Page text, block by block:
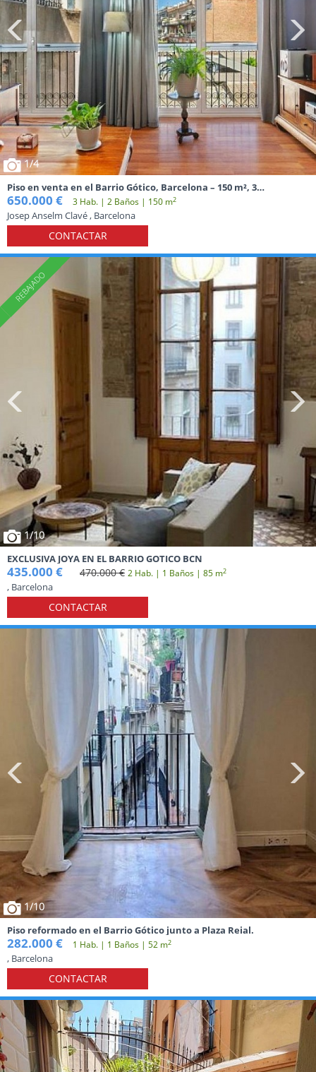
1/4
Piso en venta en el Barrio Gótico, Barcelona – 150 m², 3
dormitorios y terraza comunitaria
650.000 € 3 Hab. | 2 Baños | 150 m2
Josep Anselm Clavé , Barcelona
CONTACTAR
1/10
EXCLUSIVA JOYA EN EL BARRIO GOTICO BCN
435.000 € 470.000 € 2 Hab. | 1 Baños | 85 m2
, Barcelona
CONTACTAR
1/10
Piso reformado en el Barrio Gótico junto a Plaza Reial.
282.000 € 1 Hab. | 1 Baños | 52 m2
, Barcelona
CONTACTAR